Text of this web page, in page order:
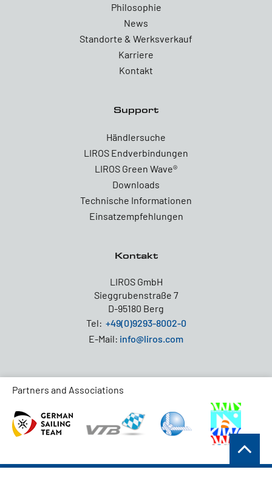
Philosophie
News
Standorte & Werksverkauf
Karriere
Kontakt
Support
Händlersuche
LIROS Endverbindungen
LIROS Green Wave®
Downloads
Technische Informationen
Einsatzempfehlungen
Kontakt
LIROS GmbH
Sieggrubenstraße 7
D-95180 Berg
Tel: +49(0)9293-8002-0
E-Mail: info@liros.com
Partners and Associations